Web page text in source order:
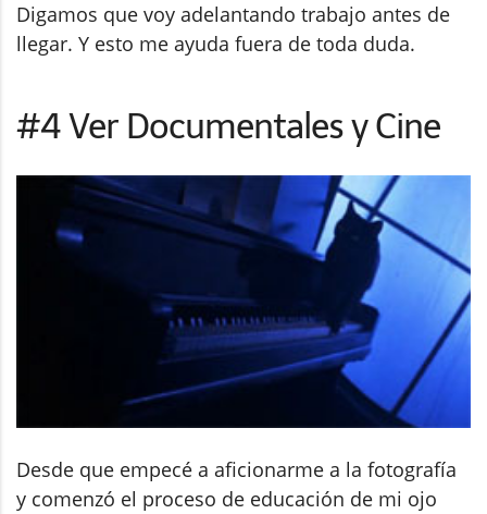
Digamos que voy adelantando trabajo antes de
llegar. Y esto me ayuda fuera de toda duda.
#4 Ver Documentales y Cine
Desde que empecé a aficionarme a la fotografía
y comenzó el proceso de educación de mi ojo